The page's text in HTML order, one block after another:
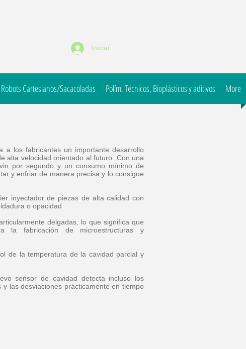
Iniciar sesión
Robots Cartesianos/Sacacoladas Polím. Técnicos, Bioplásticos y aditivos More
a los fabricantes un importante desarrollo
alta velocidad orientado al futuro. Con una
por segundo y un consumo mínimo de
y enfriar de manera precisa y lo consigue
inyectador de piezas de alta calidad con
o opacidad
delgadas, lo que significa que
la fabricación de microestructuras y
de la temperatura de la cavidad parcial y
sensor de cavidad detecta incluso los
las desviaciones prácticamente en tiempo